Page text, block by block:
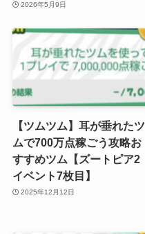
2026年5月9日
【ツムツム】耳が垂れたツ
ムで700万点稼ごう攻略お
すすめツム【ズートピア2
イベント7枚目】
2025年12月12日